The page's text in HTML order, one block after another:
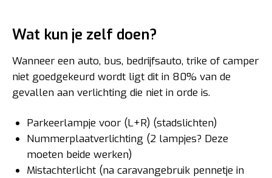
Wat kun je zelf doen?
Wanneer een auto, bus, bedrijfsauto, trike of camper
niet goedgekeurd wordt ligt dit in 80% van de
gevallen aan verlichting die niet in orde is.
Parkeerlampje voor (L+R) (stadslichten)
Nummerplaatverlichting (2 lampjes? Deze
moeten beide werken)
Mistachterlicht (na caravangebruik pennetje in